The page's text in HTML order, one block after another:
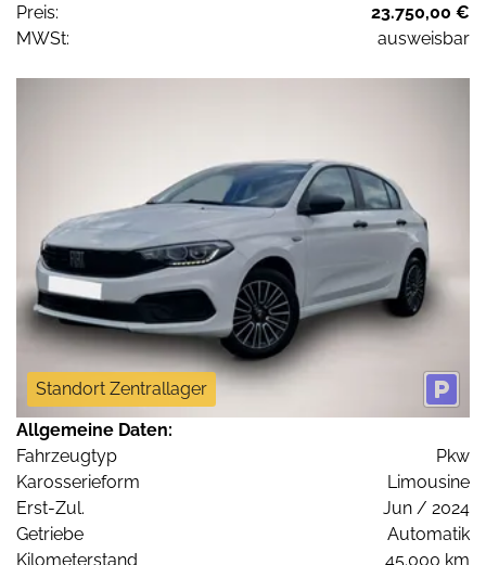
Preis:
23.750,00 €
MWSt:
ausweisbar
Standort Zentrallager
Allgemeine Daten:
Fahrzeugtyp
Pkw
Karosserieform
Limousine
Erst-Zul.
Jun / 2024
Getriebe
Automatik
Kilometerstand
45.000 km